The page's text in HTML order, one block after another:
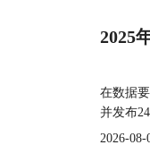
2025
在数据
并发布
2026-08-